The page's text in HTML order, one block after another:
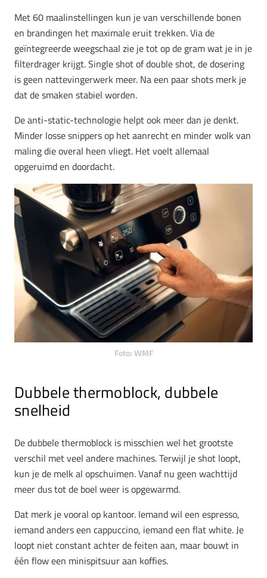
Met 60 maalinstellingen kun je van verschillende bonen
en brandingen het maximale eruit trekken. Via de
geïntegreerde weegschaal zie je tot op de gram wat je in je
filterdrager krijgt. Single shot of double shot, de dosering
is geen nattevingerwerk meer. Na een paar shots merk je
dat de smaken stabiel worden.
De anti-static-technologie helpt ook meer dan je denkt.
Minder losse snippers op het aanrecht en minder wolk van
maling die overal heen vliegt. Het voelt allemaal
opgeruimd en doordacht.
Foto: WMF
Dubbele thermoblock, dubbele
snelheid
De dubbele thermoblock is misschien wel het grootste
verschil met veel andere machines. Terwijl je shot loopt,
kun je de melk al opschuimen. Vanaf nu geen wachttijd
meer dus tot de boel weer is opgewarmd.
Dat merk je vooral op kantoor. Iemand wil een espresso,
iemand anders een cappuccino, iemand een flat white. Je
loopt niet constant achter de feiten aan, maar bouwt in
één flow een minispitsuur aan koffies.